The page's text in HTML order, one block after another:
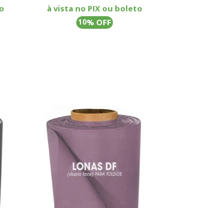
à vista no PIX ou boleto
10% OFF